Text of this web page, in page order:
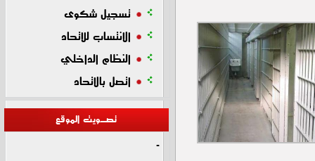
تسجيل شكوى
الانتساب للاتحاد
النظام الداخلي
اتصل بالاتحاد
تصـويت الموقع
-